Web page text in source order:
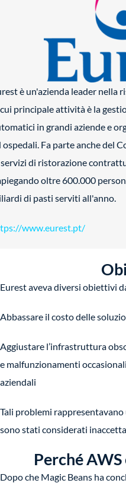
è un'azienda leader nella
principale attività è la
in grandi aziende e
ospedali. Fa parte anche del
di ristorazione
oltre 600.000
di pasti serviti all'anno.
www.eurest.pt/
Eurest aveva diversi obiettivi
Abbassare il costo delle
Aggiustare l’infrastruttura
e malfunzionamenti
aziendali
Tali problemi rappresentavano
sono stati considerati
Perché AWS
Dopo che Magic Beans ha